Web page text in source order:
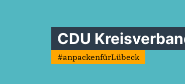
CDU
#anpackenfürLübeck